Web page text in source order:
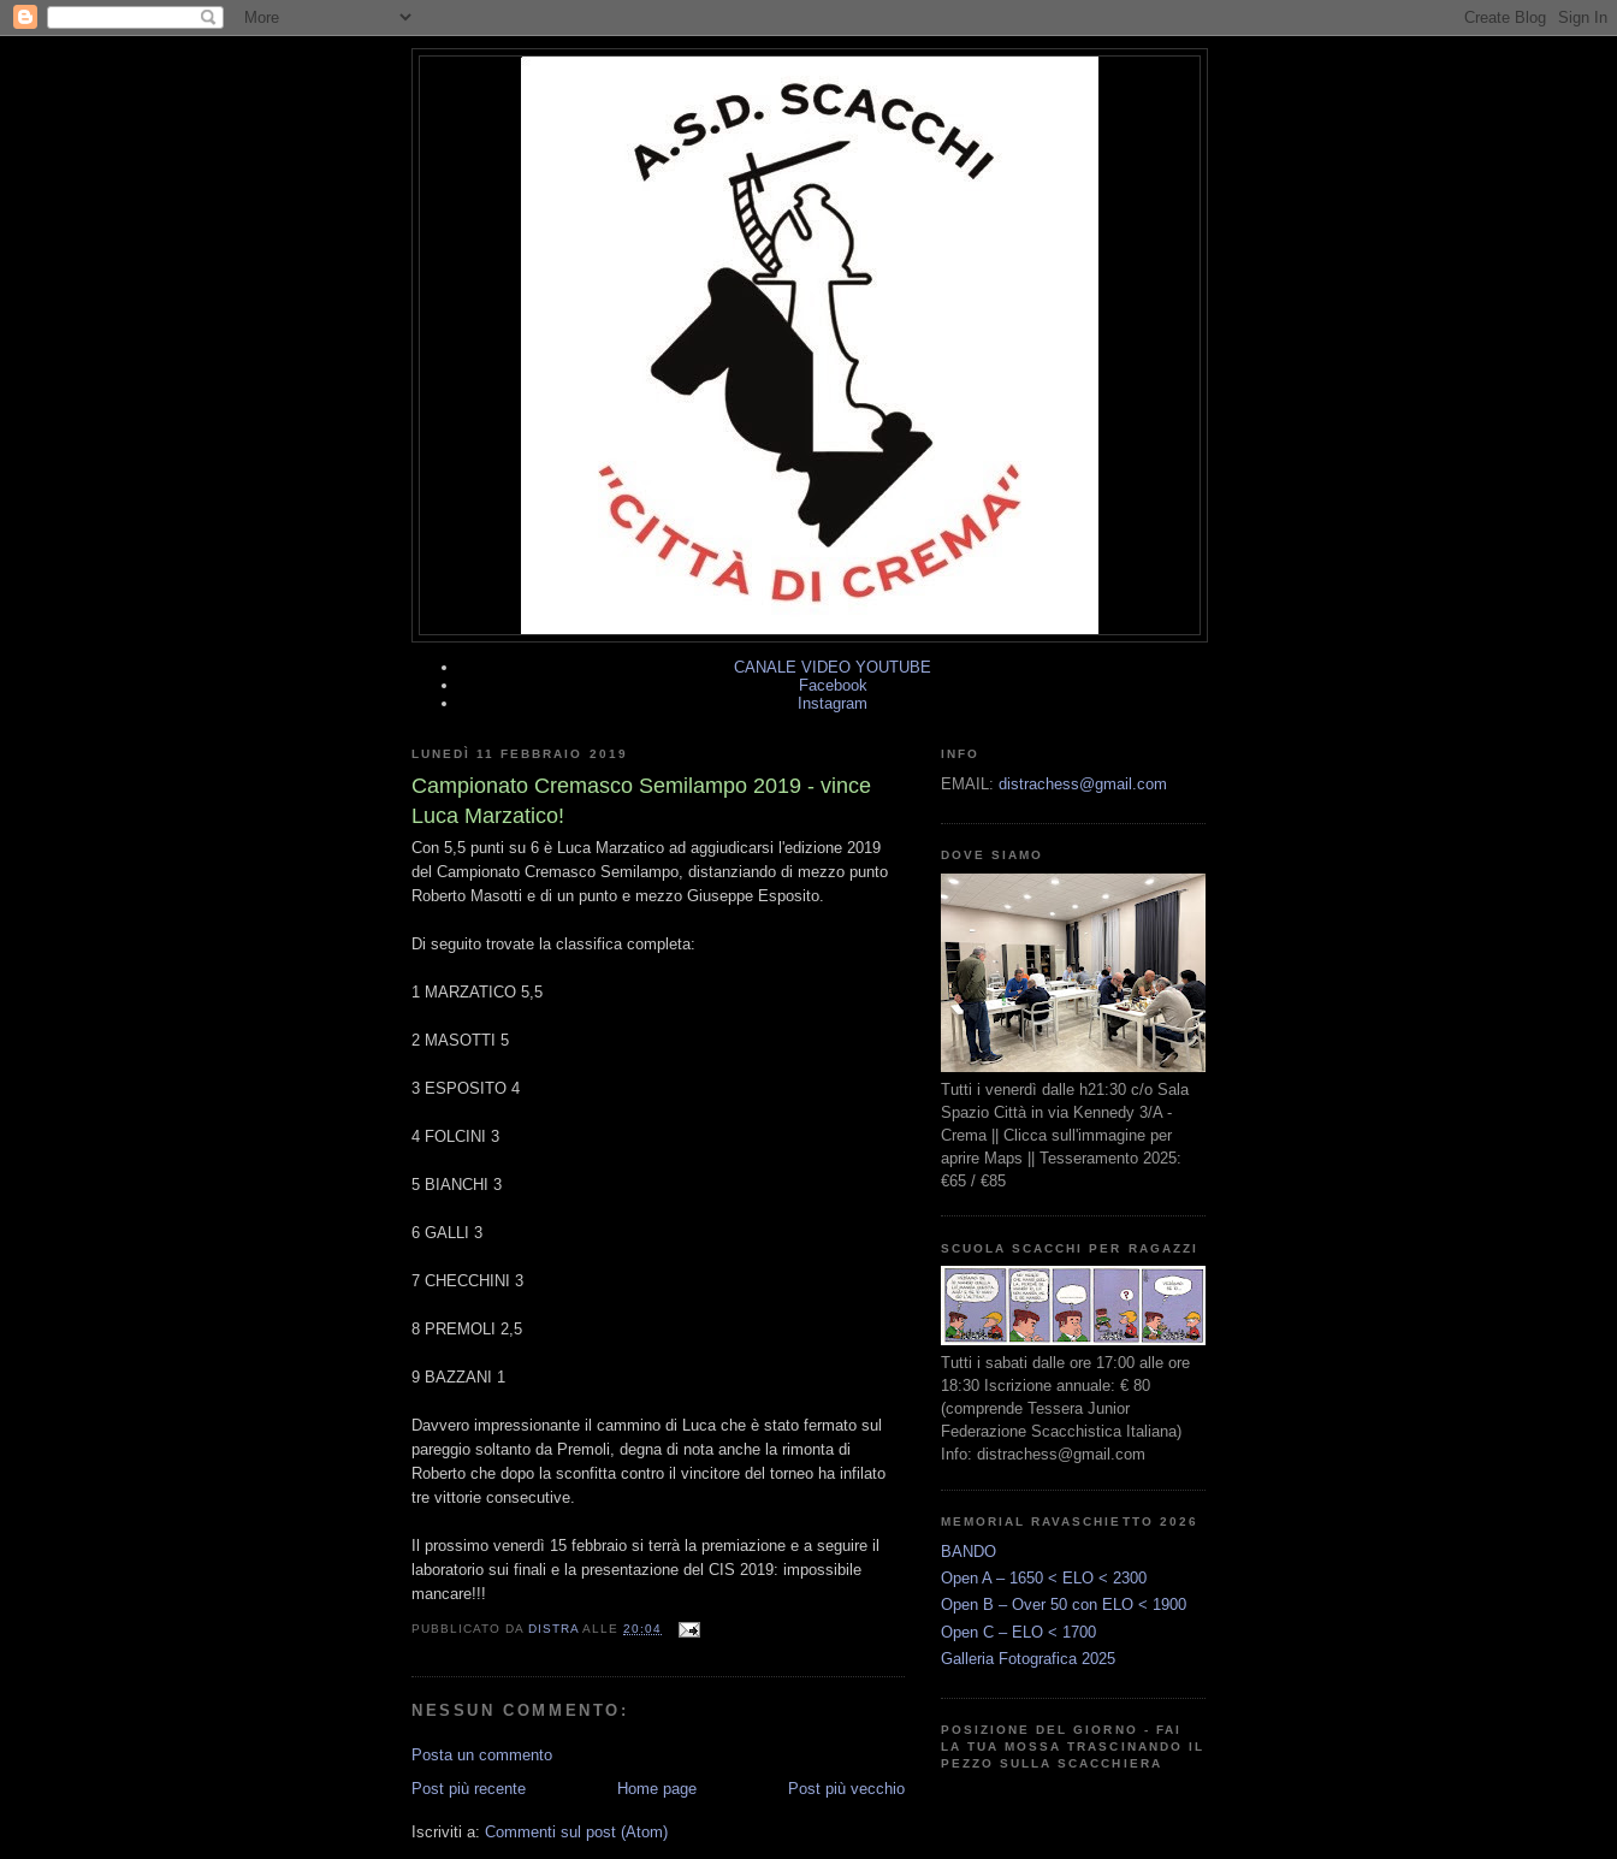
CANALE VIDEO YOUTUBE
Facebook
Instagram
LUNEDÌ 11 FEBBRAIO 2019
Campionato Cremasco Semilampo 2019 - vince
Luca Marzatico!
Con 5,5 punti su 6 è Luca Marzatico ad aggiudicarsi l'edizione 2019
del Campionato Cremasco Semilampo, distanziando di mezzo punto
Roberto Masotti e di un punto e mezzo Giuseppe Esposito.
Di seguito trovate la classifica completa:
1 MARZATICO 5,5
2 MASOTTI 5
3 ESPOSITO 4
4 FOLCINI 3
5 BIANCHI 3
6 GALLI 3
7 CHECCHINI 3
8 PREMOLI 2,5
9 BAZZANI 1
Davvero impressionante il cammino di Luca che è stato fermato sul
pareggio soltanto da Premoli, degna di nota anche la rimonta di
Roberto che dopo la sconfitta contro il vincitore del torneo ha infilato
tre vittorie consecutive.
Il prossimo venerdì 15 febbraio si terrà la premiazione e a seguire il
laboratorio sui finali e la presentazione del CIS 2019: impossibile
mancare!!!
PUBBLICATO DA DISTRA ALLE20:04
NESSUN COMMENTO:
Posta un commento
Post più recente
Post più vecchio
Home page
Iscriviti a: Commenti sul post (Atom)
INFO
EMAIL: distrachess@gmail.com
DOVE SIAMO
Tutti i venerdì dalle h21:30 c/o Sala
Spazio Città in via Kennedy 3/A -
Crema || Clicca sull'immagine per
aprire Maps || Tesseramento 2025:
€65 / €85
SCUOLA SCACCHI PER RAGAZZI
Tutti i sabati dalle ore 17:00 alle ore
18:30 Iscrizione annuale: € 80
(comprende Tessera Junior
Federazione Scacchistica Italiana)
Info: distrachess@gmail.com
MEMORIAL RAVASCHIETTO 2026
BANDO
Open A – 1650 < ELO < 2300
Open B – Over 50 con ELO < 1900
Open C – ELO < 1700
Galleria Fotografica 2025
POSIZIONE DEL GIORNO - FAI
LA TUA MOSSA TRASCINANDO IL
PEZZO SULLA SCACCHIERA